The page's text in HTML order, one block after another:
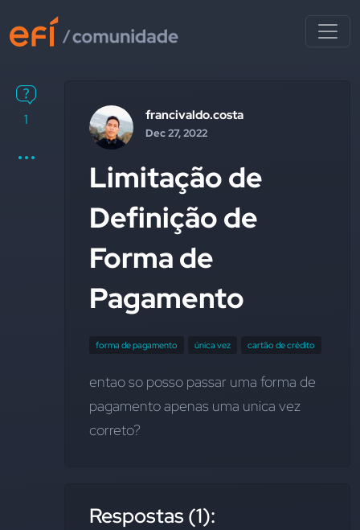
1 francivaldo.costa
Dec 27, 2022
Limitação de
Definição de
Forma de
Pagamento
forma de pagamento única vez cartão de crédito
entao so posso passar uma forma de
pagamento apenas uma unica vez
correto?
Respostas (1):